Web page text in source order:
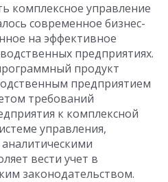
комплексное управление
современное бизнес-
на эффективное
предприятиях.
продукт
предприятием
требований
к комплексной
управления,
вести учет в
законодательством.